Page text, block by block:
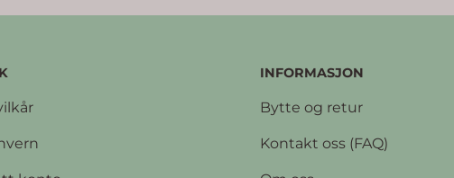
INFORMASJON
Bytte og retur
Kontakt oss (FAQ)